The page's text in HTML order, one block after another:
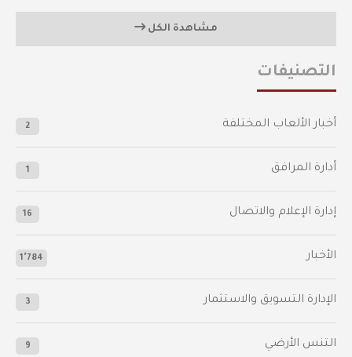
مشاهدة الكل
التصنيفات
أخبار الألعاب المختلفة 2
أدارة المرافق 1
إدارة الإعلام والاتصال 16
الأخبار 1٬784
الإدارة التسويق والاستثمار 3
التنس الأرضي 9